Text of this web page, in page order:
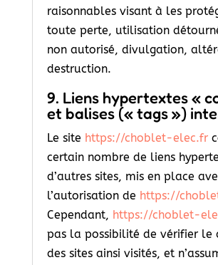
raisonnables visant à les
toute perte, utilisation
non autorisé, divulgation,
destruction.
9. Liens hypertextes «
et balises (« tags »)
Le site https://choblet-elec.fr
certain nombre de liens
d’autres sites, mis en place
l’autorisation de https://
Cependant, https://choblet-
pas la possibilité de vérifier le
des sites ainsi visités, et